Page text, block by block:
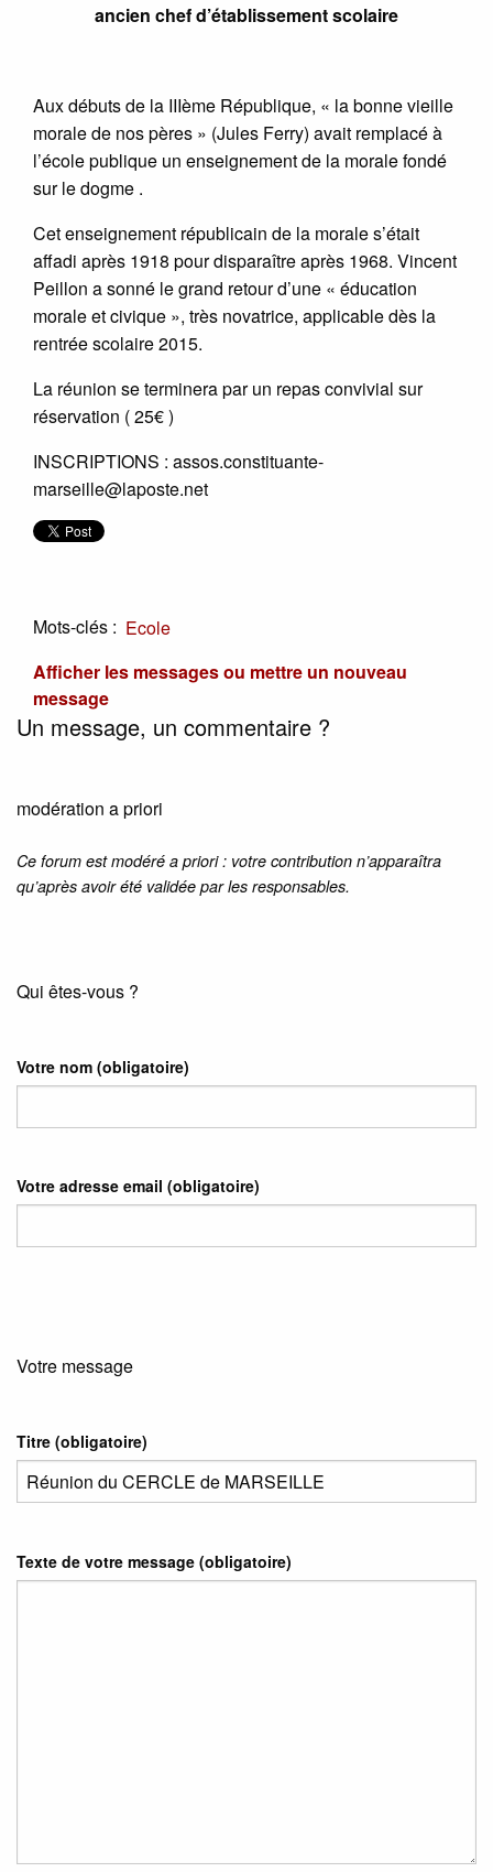
ancien chef d’établissement scolaire
Aux débuts de la IIIème République, « la bonne vieille
morale de nos pères » (Jules Ferry) avait remplacé à
l’école publique un enseignement de la morale fondé
sur le dogme .
Cet enseignement républicain de la morale s’était
affadi après 1918 pour disparaître après 1968. Vincent
Peillon a sonné le grand retour d’une « éducation
morale et civique », très novatrice, applicable dès la
rentrée scolaire 2015.
La réunion se terminera par un repas convivial sur
réservation ( 25€ )
INSCRIPTIONS : assos.constituante-
marseille@laposte.net
Mots-clés : Ecole
Afficher les messages ou mettre un nouveau
message
Un message, un commentaire ?
modération a priori
Ce forum est modéré a priori : votre contribution n’apparaîtra
qu’après avoir été validée par les responsables.
Qui êtes-vous ?
Votre nom (obligatoire)
Votre adresse email (obligatoire)
Votre message
Titre (obligatoire)
Texte de votre message (obligatoire)